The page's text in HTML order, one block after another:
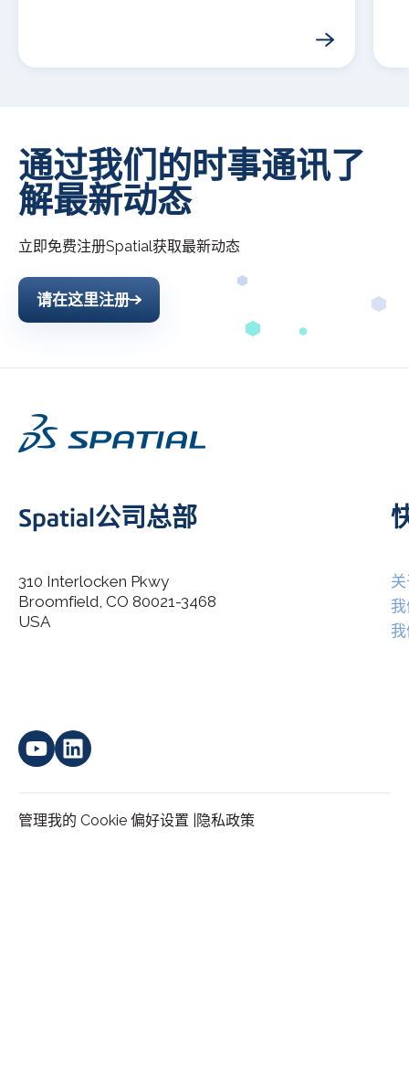
通过我们的时事通讯了
解最新动态
立即免费注册Spatial获取最新动态
I agree to allow Spatial Corp to store and process my
请在这里注册
Spatial公司总部
310 Interlocken Pkwy
Broomfield, CO 80021-3468
USA
管理我的 Cookie 偏好设置 | 隐私政策